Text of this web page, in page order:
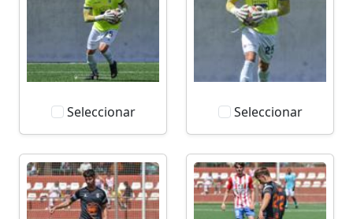
Seleccionar Seleccionar